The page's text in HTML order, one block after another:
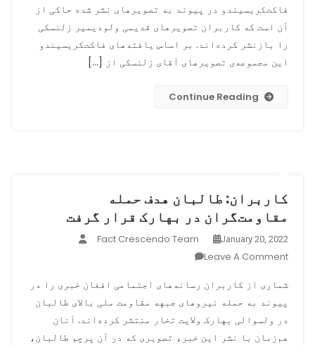
ارتش
اوکراین
نشان
دادن
وی
نخست
جنگ
بازنشر
فاکت‌کریسیندو در پیوند به تصویرهای نشر شده حاکی از
آن است که کاربران تصویرهای قدیمی ولودیمیر زلنسکی
را بازنشر کرده‌اند. بر اساس یافته‌های فاکت‌کریسیندو
این مجموعه‌ی تصویرهای آقای زلنسکی از […]
Continue Reading
کاربران: طالبان هدف حمله
مقاومت‌گران در بهارک قرار گرفت
January 20, 2022
Fact Crescendo Team
Leave A Comment
طالبان
هدف
حمله
مقاومت‌گران
شماری از کاربران رسانه‌های اجتماعی افغان خبری را در
پیوند به حمله نیروهای جبهه مقاومت ملی بالای طالبان
در ولسوالی بهارک ولایت تخار منتشر کرده‌اند. آنان
هم‌زمان با نشر این خبر، تصویری که در آن پرچم طالبان،